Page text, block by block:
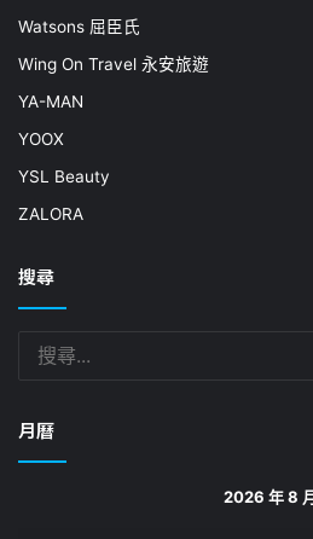
Watsons 屈臣氏
Wing On Travel 永安旅遊
YA-MAN
YOOX
YSL Beauty
ZALORA
搜尋
月曆
2026 年 8